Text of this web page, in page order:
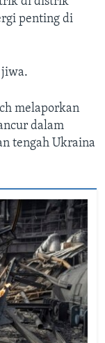
penting di
jiwa.
melaporkan
dalam
tengah Ukraina